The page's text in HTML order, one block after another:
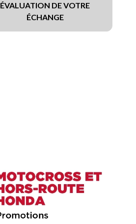
ÉVALUATION DE VOTRE
ÉCHANGE